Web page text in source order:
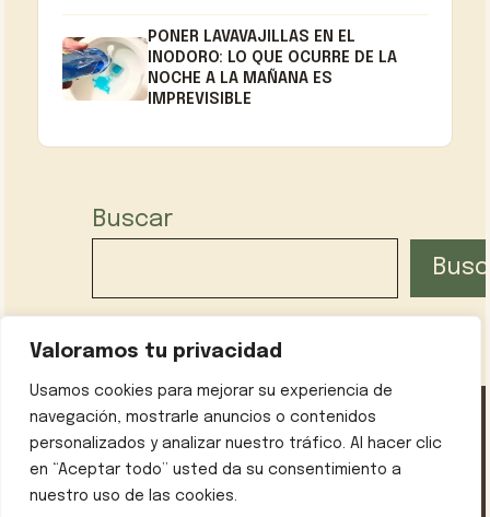
Valoramos tu privacidad
Usamos cookies para mejorar su experiencia de
navegación, mostrarle anuncios o contenidos
personalizados y analizar nuestro tráfico. Al hacer clic
en “Aceptar todo” usted da su consentimiento a
nuestro uso de las cookies.
PONER LAVAVAJILLAS EN EL
INODORO: LO QUE OCURRE DE LA
NOCHE A LA MAÑANA ES
IMPREVISIBLE
Buscar
Política de privacidad Contáctanos Sobre mí
Aviso legal